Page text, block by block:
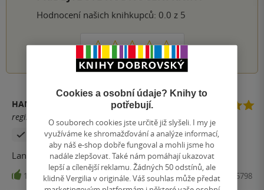
Hodnocení našich knihkupců: 0.0 z 5
1 2 3 4 5
HANA ŠVÚBOVÁ
registrovaný uživatel
Zakoupil produkt
Landsman nezklame. Nasmála jsem se - vtipná, trefná.
11 Kniha, Ikar, 2021, 9788024945798
Cookies a osobní údaje? Knihy to
potřebují.
O souborech cookies jste určitě již slyšeli. I my je
využíváme ke shromažďování a analýze informací,
aby náš e-shop dobře fungoval a mohli jsme ho
nadále zlepšovat. Také nám pomáhají ukazovat
lepší a cílenější reklamu. Žádných 50 odstínů, ale
klidně Vergilia v originále. Váš souhlas může předat